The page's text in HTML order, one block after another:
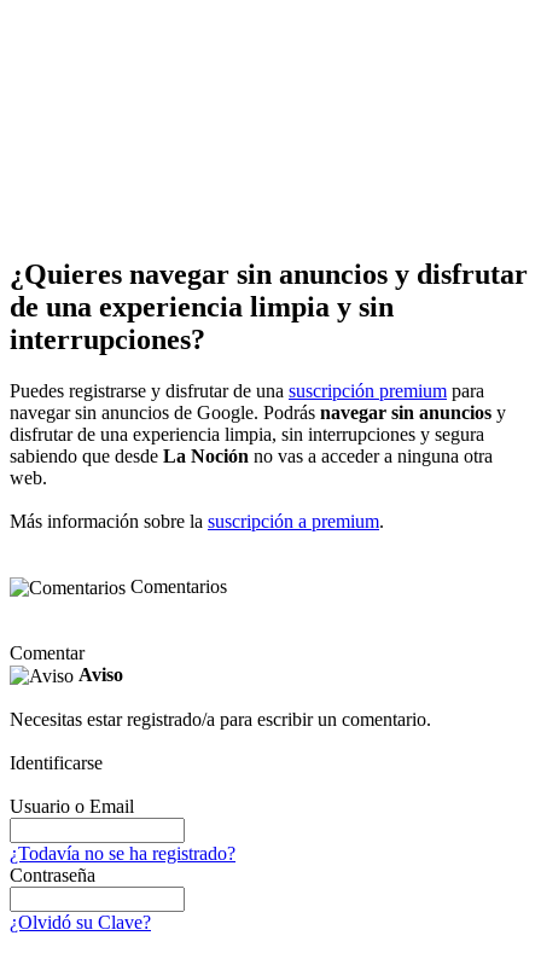
¿Quieres navegar sin anuncios y disfrutar
de una experiencia limpia y sin
interrupciones?
Puedes registrarse y disfrutar de una suscripción premium para
navegar sin anuncios de Google. Podrás navegar sin anuncios y
disfrutar de una experiencia limpia, sin interrupciones y segura
sabiendo que desde La Noción no vas a acceder a ninguna otra
web.
Más información sobre la suscripción a premium.
Comentarios
Comentar
Aviso
Necesitas estar registrado/a para escribir un comentario.
Identificarse
Usuario o Email
¿Todavía no se ha registrado?
Contraseña
¿Olvidó su Clave?